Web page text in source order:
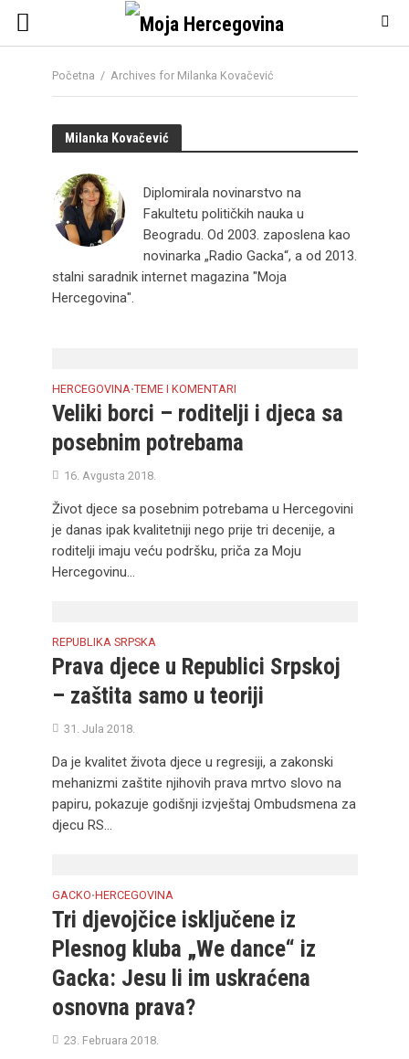
Početna / Archives for Milanka Kovačević
Milanka Kovačević
Diplomirala novinarstvo na
Fakultetu političkih nauka u
Beogradu. Od 2003. zaposlena kao
novinarka „Radio Gacka“, a od 2013.
stalni saradnik internet magazina "Moja
Hercegovina".
HERCEGOVINA•TEME I KOMENTARI
Veliki borci – roditelji i djeca sa
posebnim potrebama
16. Avgusta 2018.
Život djece sa posebnim potrebama u Hercegovini
je danas ipak kvalitetniji nego prije tri decenije, a
roditelji imaju veću podršku, priča za Moju
Hercegovinu...
REPUBLIKA SRPSKA
Prava djece u Republici Srpskoj
– zaštita samo u teoriji
31. Jula 2018.
Da je kvalitet života djece u regresiji, a zakonski
mehanizmi zaštite njihovih prava mrtvo slovo na
papiru, pokazuje godišnji izvještaj Ombudsmena za
djecu RS...
GACKO•HERCEGOVINA
Tri djevojčice isključene iz
Plesnog kluba „We dance“ iz
Gacka: Jesu li im uskraćena
osnovna prava?
23. Februara 2018.